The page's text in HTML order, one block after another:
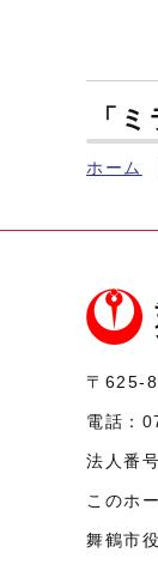
「
ホーム
〒625-
電話：
法人番号
このホ
舞鶴市